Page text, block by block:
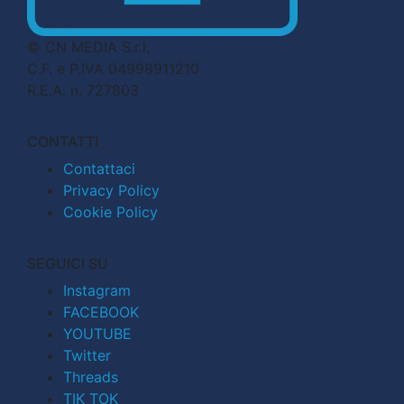
© CN MEDIA S.r.l.
C.F. e P.IVA 04998911210
R.E.A. n. 727803
CONTATTI
Contattaci
Privacy Policy
Cookie Policy
SEGUICI SU
Instagram
FACEBOOK
YOUTUBE
Twitter
Threads
TIK TOK